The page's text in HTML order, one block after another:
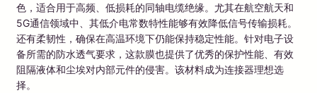
色，适合用于高频、低损耗的同轴电缆绝缘。尤其在航空航天和
5G通信领域中、其低介电常数特性能够有效降低信号传输损耗。
还有柔韧性，确保在高温环境下仍能保持稳定性能。针对电子设
备所需的防水透气要求，这款膜也提供了优秀的保护性能、有效
阻隔液体和尘埃对内部元件的侵害。该材料成为连接器理想选
择。